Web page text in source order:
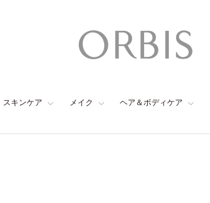
スキンケア メイク ヘア＆ボディケア